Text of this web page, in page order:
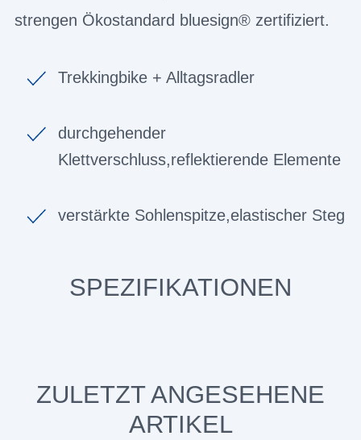
strengen Ökostandard bluesign® zertifiziert.
Trekkingbike + Alltagsradler
durchgehender
Klettverschluss,reflektierende Elemente
verstärkte Sohlenspitze,elastischer Steg
SPEZIFIKATIONEN
ZULETZT ANGESEHENE
ARTIKEL